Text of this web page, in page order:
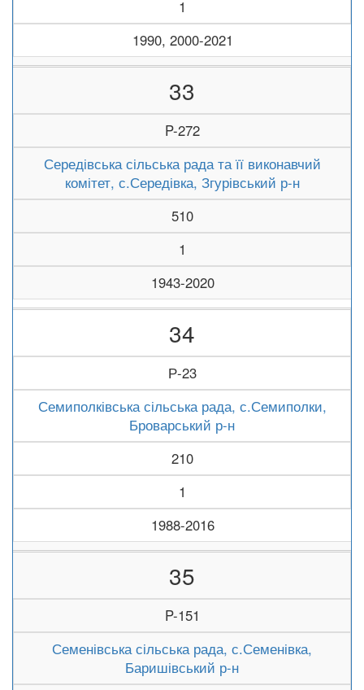
1
1990, 2000-2021
33
P-272
Середівська сільська рада та її виконавчий
комітет, с.Середівка, Згурівський р-н
510
1
1943-2020
34
Р-23
Семиполківська сільська рада, с.Семиполки,
Броварський р-н
210
1
1988-2016
35
P-151
Семенівська сільська рада, с.Семенівка,
Баришівський р-н